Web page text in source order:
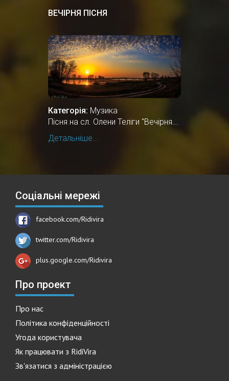
ВЕЧІРНЯ ПІСНЯ
Категорія: Музика
Пісня на сл. Олени Теліги "Вечірня...
Детальніше...
Соціальні мережі
facebook.com/Ridivira
twitter.com/Ridivira
plus.google.com/Ridivira
Про проект
Про нас
Політика конфіденційності
Угода користувача
Як працювати з RidiVira
Зв'язатися з адміністрацією